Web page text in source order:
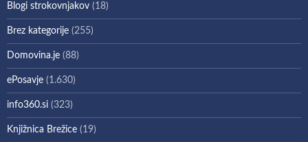
Blogi strokovnjakov (18)
Brez kategorije (255)
Domovina.je (88)
ePosavje (1.630)
info360.si (323)
Knjižnica Brežice (19)